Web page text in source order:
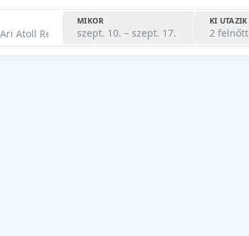
MIKOR
szept. 10. – szept. 17.
KI UTAZIK
2 felnőtt